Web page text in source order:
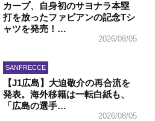
カープ、自身初のサヨナラ本塁
打を放ったファビアンの記念Tシ
ャツを発売！…
2026/08/05
SANFRECCE
【J1広島】大迫敬介の再合流を
発表。海外移籍は一転白紙も、
「広島の選手…
2026/08/05